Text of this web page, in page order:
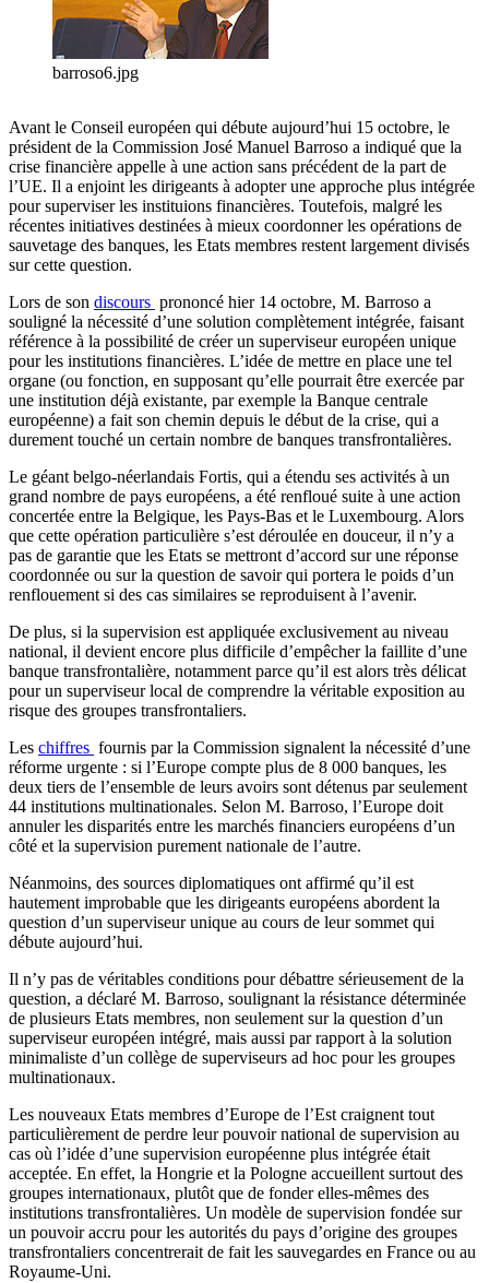
barroso6.jpg
Avant le Conseil européen qui débute aujourd’hui 15 octobre, le
président de la Commission José Manuel Barroso a indiqué que la
crise financière appelle à une action sans précédent de la part de
l’UE. Il a enjoint les dirigeants à adopter une approche plus intégrée
pour superviser les instituions financières. Toutefois, malgré les
récentes initiatives destinées à mieux coordonner les opérations de
sauvetage des banques, les Etats membres restent largement divisés
sur cette question.
Lors de son discours prononcé hier 14 octobre, M. Barroso a
souligné la nécessité d’une solution complètement intégrée, faisant
référence à la possibilité de créer un superviseur européen unique
pour les institutions financières. L’idée de mettre en place une tel
organe (ou fonction, en supposant qu’elle pourrait être exercée par
une institution déjà existante, par exemple la Banque centrale
européenne) a fait son chemin depuis le début de la crise, qui a
durement touché un certain nombre de banques transfrontalières.
Le géant belgo-néerlandais Fortis, qui a étendu ses activités à un
grand nombre de pays européens, a été renfloué suite à une action
concertée entre la Belgique, les Pays-Bas et le Luxembourg. Alors
que cette opération particulière s’est déroulée en douceur, il n’y a
pas de garantie que les Etats se mettront d’accord sur une réponse
coordonnée ou sur la question de savoir qui portera le poids d’un
renflouement si des cas similaires se reproduisent à l’avenir.
De plus, si la supervision est appliquée exclusivement au niveau
national, il devient encore plus difficile d’empêcher la faillite d’une
banque transfrontalière, notamment parce qu’il est alors très délicat
pour un superviseur local de comprendre la véritable exposition au
risque des groupes transfrontaliers.
Les chiffres fournis par la Commission signalent la nécessité d’une
réforme urgente : si l’Europe compte plus de 8 000 banques, les
deux tiers de l’ensemble de leurs avoirs sont détenus par seulement
44 institutions multinationales. Selon M. Barroso, l’Europe doit
annuler les disparités entre les marchés financiers européens d’un
côté et la supervision purement nationale de l’autre.
Néanmoins, des sources diplomatiques ont affirmé qu’il est
hautement improbable que les dirigeants européens abordent la
question d’un superviseur unique au cours de leur sommet qui
débute aujourd’hui.
Il n’y pas de véritables conditions pour débattre sérieusement de la
question, a déclaré M. Barroso, soulignant la résistance déterminée
de plusieurs Etats membres, non seulement sur la question d’un
superviseur européen intégré, mais aussi par rapport à la solution
minimaliste d’un collège de superviseurs ad hoc pour les groupes
multinationaux.
Les nouveaux Etats membres d’Europe de l’Est craignent tout
particulièrement de perdre leur pouvoir national de supervision au
cas où l’idée d’une supervision européenne plus intégrée était
acceptée. En effet, la Hongrie et la Pologne accueillent surtout des
groupes internationaux, plutôt que de fonder elles-mêmes des
institutions transfrontalières. Un modèle de supervision fondée sur
un pouvoir accru pour les autorités du pays d’origine des groupes
transfrontaliers concentrerait de fait les sauvegardes en France ou au
Royaume-Uni.